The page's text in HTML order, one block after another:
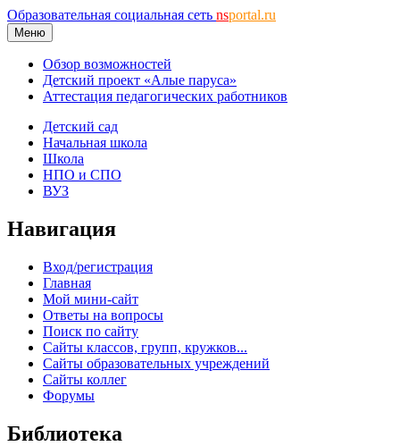
Образовательная социальная сеть nsportal.ru
Меню
Обзор возможностей
Детский проект «Алые паруса»
Аттестация педагогических работников
Детский сад
Начальная школа
Школа
НПО и СПО
ВУЗ
Навигация
Вход/регистрация
Главная
Мой мини-сайт
Ответы на вопросы
Поиск по сайту
Сайты классов, групп, кружков...
Сайты образовательных учреждений
Сайты коллег
Форумы
Библиотека